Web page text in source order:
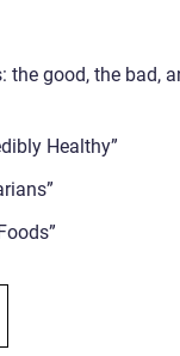
good, the bad,
Healthy”